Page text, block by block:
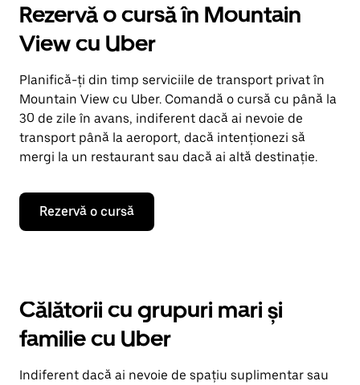
Rezervă o cursă în Mountain
View cu Uber
Planifică-ți din timp serviciile de transport privat în
Mountain View cu Uber. Comandă o cursă cu până la
30 de zile în avans, indiferent dacă ai nevoie de
transport până la aeroport, dacă intenționezi să
mergi la un restaurant sau dacă ai altă destinație.
Rezervă o cursă
Călătorii cu grupuri mari și
familie cu Uber
Indiferent dacă ai nevoie de spațiu suplimentar sau